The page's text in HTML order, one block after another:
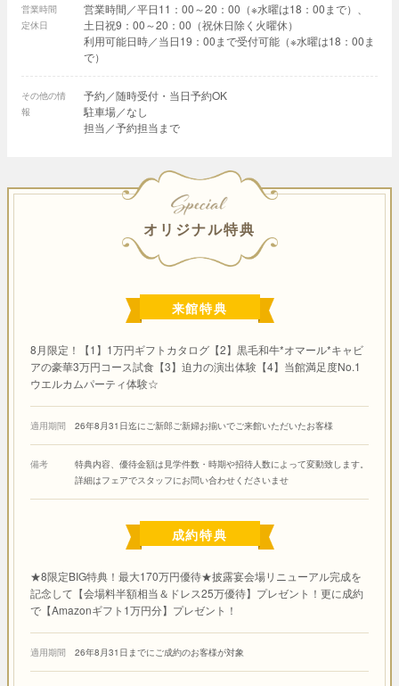
営業時間
定休日
営業時間／平日11：00～20：00（※水曜は18：00まで）、
土日祝9：00～20：00（祝休日除く火曜休）
利用可能日時／当日19：00まで受付可能（※水曜は18：00ま
で）
その他の情
報
予約／随時受付・当日予約OK
駐車場／なし
担当／予約担当まで
SPECIAL
オリジナル特典
来館特典
8月限定！【1】1万円ギフトカタログ【2】黒毛和牛*オマール*キャビ
アの豪華3万円コース試食【3】迫力の演出体験【4】当館満足度No.1
ウエルカムパーティ体験☆
適用期間 26年8月31日迄にご新郎ご新婦お揃いでご来館いただいたお客様
備考
特典内容、優待金額は見学件数・時期や招待人数によって変動致します。
詳細はフェアでスタッフにお問い合わせくださいませ
成約特典
★8限定BIG特典！最大170万円優待★披露宴会場リニューアル完成を
記念して【会場料半額相当＆ドレス25万優待】プレゼント！更に成約
で【Amazonギフト1万円分】プレゼント！
適用期間 26年8月31日までにご成約のお客様が対象